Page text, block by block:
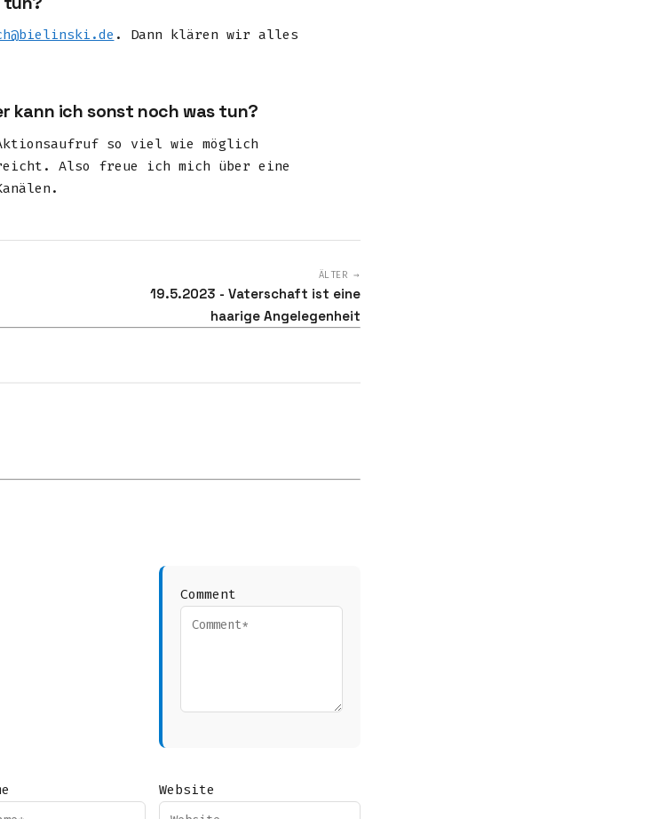
. Dann klären wir alles
kann ich sonst noch was tun?
so viel wie möglich
Also freue ich mich über eine
ÄLTER →
19.5.2023 - Vaterschaft ist eine
haarige Angelegenheit
Comment
Website